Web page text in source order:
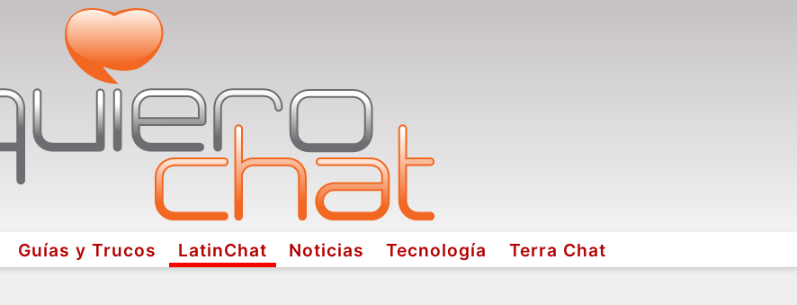
Guías y Trucos LatinChat Noticias Tecnología Terra Chat